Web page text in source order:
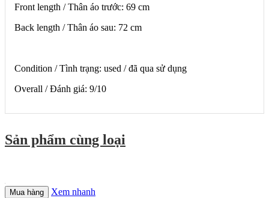
Front length / Thân áo trước: 69 cm
Back length / Thân áo sau: 72 cm
Condition / Tình trạng: used / đã qua sử dụng
Overall / Đánh giá: 9/10
Sản phẩm cùng loại
Mua hàng Xem nhanh